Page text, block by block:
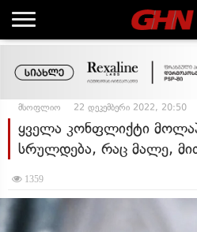
მსოფლიო 22 დეკემბერი 2022, 20:50
ყველა კონფლიქტი
სრულდება, რაც მალე,
1359